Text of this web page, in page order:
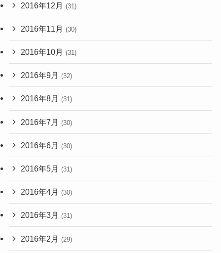
2016年12月 (31)
2016年11月 (30)
2016年10月 (31)
2016年9月 (32)
2016年8月 (31)
2016年7月 (30)
2016年6月 (30)
2016年5月 (31)
2016年4月 (30)
2016年3月 (31)
2016年2月 (29)